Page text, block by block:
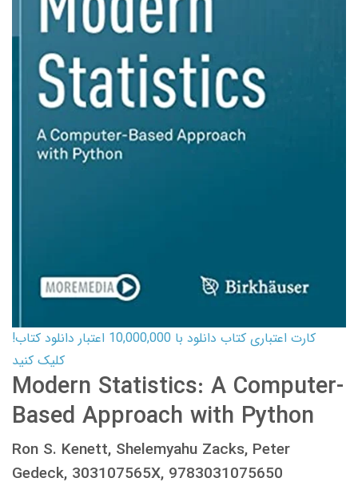
کارت اعتباری کتاب دانلود با 10,000,000 اعتبار دانلود کتاب!
کلیک کنید
Modern Statistics: A Computer-
Based Approach with Python
Ron S. Kenett, Shelemyahu Zacks, Peter
Gedeck, 303107565X, 9783031075650